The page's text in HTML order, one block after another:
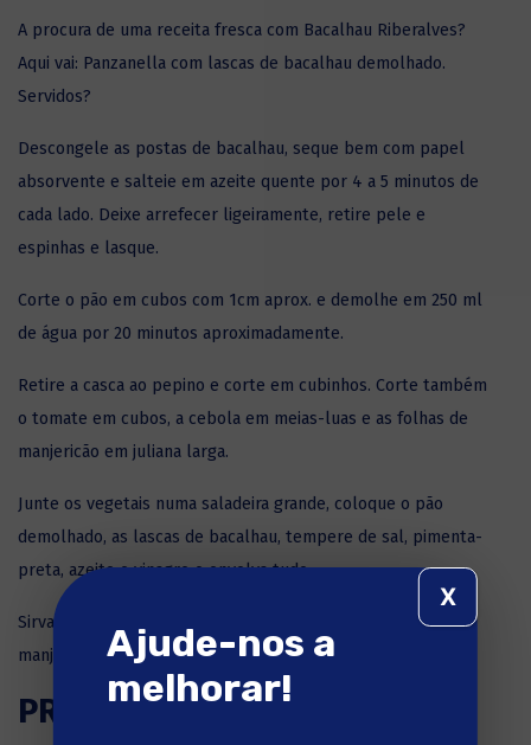
A procura de uma receita fresca com Bacalhau Riberalves?
Aqui vai: Panzanella com lascas de bacalhau demolhado.
Servidos?
Descongele as postas de bacalhau, seque bem com papel
absorvente e salteie em azeite quente por 4 a 5 minutos de
cada lado. Deixe arrefecer ligeiramente, retire pele e
espinhas e lasque.
Corte o pão em cubos com 1cm aprox. e demolhe em 250 ml
de água por 20 minutos aproximadamente.
Retire a casca ao pepino e corte em cubinhos. Corte também
o tomate em cubos, a cebola em meias-luas e as folhas de
manjericão em juliana larga.
Junte os vegetais numa saladeira grande, coloque o pão
demolhado, as lascas de bacalhau, tempere de sal, pimenta-
preta, azeite e vinagre e envolva tudo.
Sirva a panzanella com lascas de bacalhau com folhas de
manjericão à temperatura ambiente ou fria.
PRONTO A SABER BEM!
Ajude-nos a
melhorar!
X